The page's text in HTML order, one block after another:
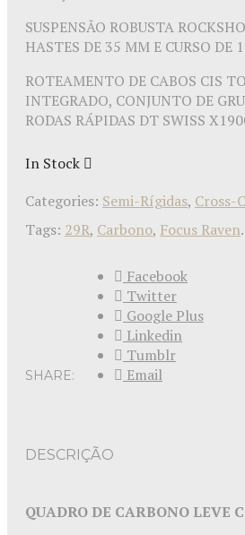
SUSPENSÃO ROBUSTA
HASTES DE 35 MM E CURSO DE
ROTEAMENTO DE CABOS CIS
INTEGRADO, CONJUNTO DE
RODAS RÁPIDAS DT SWISS
In Stock
Categories: Semi-Rígidas, Cross-
Tags: 29R, Carbono, Focus Raven.
SHARE:
Facebook
Twitter
Google Plus
Linkedin
Tumblr
Email
DESCRIÇÃO
QUADRO DE CARBONO LEVE